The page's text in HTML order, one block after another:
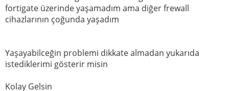
fortigate üzerinde yaşamadım ama diğer frewall
cihazlarının çoğunda yaşadım
Yaşayabilceğin problemi dikkate almadan yukarıda
istediklerimi gösterir misin
Kolay Gelsin